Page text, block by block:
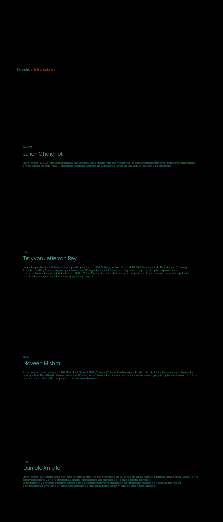
NuestrosEntrenadores
FRANCIA
Julien Chaignot
Entrenador FIBA Certificado con más de 20 años de experiencia internacional. Head Coach en África y Europa. Participó en la
creación de academias. Especialista en desarrollo de jugadores, análisis de vídeo, táctica y pedagogía.
USA
Trayvon Jefferson Bey
Jugador profesional internacional; participación en NBA G-League Pre-Draft y FIBA 3x3. Fundador de Bey Hoops Training
Academy y Bey Sports Agency, con más de 100 jugadores colocados en ligas extranjeras. Amplia experiencia
como entrenador de habilidades en EE.UU., China, Dubái, Jamaica, México y otros países. Aporta carisma, visión global y
resultados comprobados como jugador y mentor.
INDIA
Naveen Mishra
Experiencia profesional en INBL (Mumbai Titans), EPBL (Chennai Turbos) y el equipo del Ejército de India. Fundador y entrenador
principal de The Athletic Greed: más de 100 jóvenes entrenados. Conocido por combinar energía, disciplina y dominio técnico,
preparando a los atletas para el máximo rendimiento.
ITALIA
Daniele Aniello
Entrenador FIBA Licenciado con Máster en Gestión Deportiva y más de 20 años de experiencia internacional. Head Coach en la
liga Pro B italiana y en el extranjero. Experiencia en más de 10 países en clubes profesionales,
academias y campus internacionales. Reconocido con varios premios a Entrenador del Mes en Italia, numerosos
campeonatos juveniles y mentor de jugadores que llegaron a la NBA y selecciones nacionales.